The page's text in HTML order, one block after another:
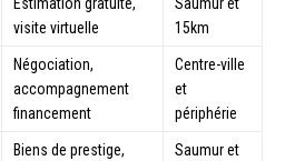
visite virtuelle
15km
Négociation,
accompagnement
financement
Centre-ville
et
périphérie
Biens de prestige,
Saumur et